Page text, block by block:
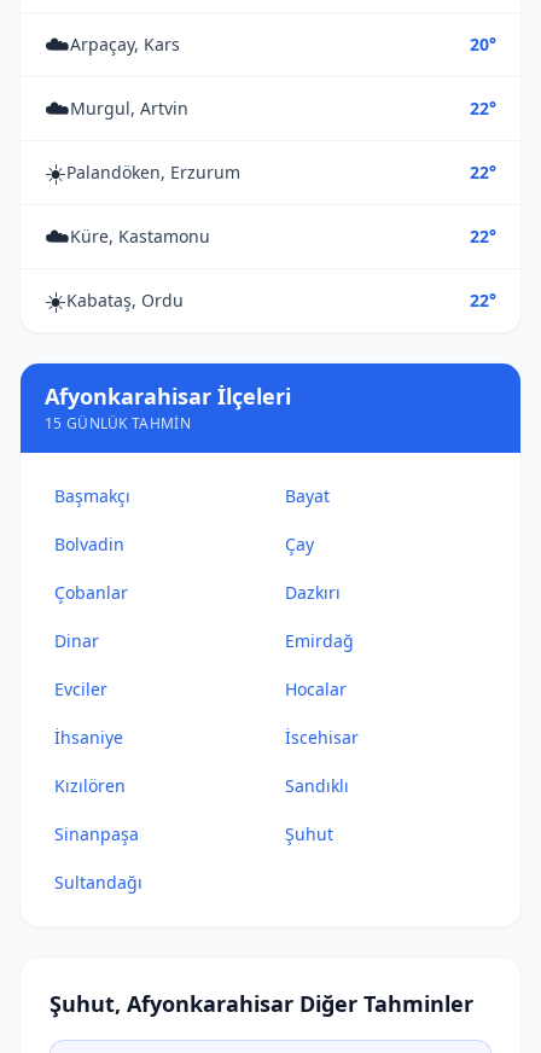
☁️Arpaçay, Kars 20°
☁️Murgul, Artvin 22°
☀️Palandöken, Erzurum 22°
☁️Küre, Kastamonu 22°
☀️Kabataş, Ordu 22°
Afyonkarahisar İlçeleri
15 GÜNLÜK TAHMIN
Başmakçı Bayat
Bolvadin Çay
Çobanlar Dazkırı
Dinar Emirdağ
Evciler Hocalar
İhsaniye İscehisar
Kızılören Sandıklı
Sinanpaşa Şuhut
Sultandağı
Şuhut, Afyonkarahisar Diğer Tahminler